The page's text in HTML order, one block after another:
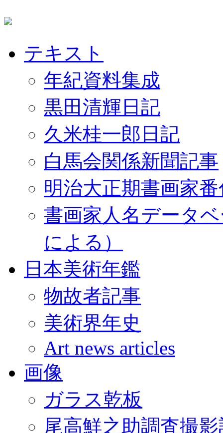
テキスト
年紀資料集成
黒田清輝日記
久米桂一郎日記
白馬会関係新聞記事
明治大正期書画家
書画家人名データ
による）
日本美術年鑑
物故者記事
美術界年史
Art news articles
画像
ガラス乾板
尾高鮮之助調査撮